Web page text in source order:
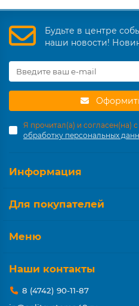
Будьте в центре
наши новости!
Я прочитал(а) и согласен(на)
обработку персональных
Информация
Для покупателей
Меню
Наши контакты
8 (4742) 90-11-87